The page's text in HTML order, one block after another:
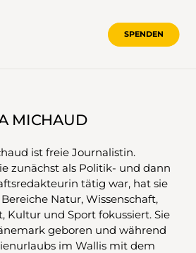
SPENDEN
MICHAUD
ist freie Journalistin.
zunächst als Politik- und dann
tätig war, hat sie
Natur, Wissenschaft,
Kultur und Sport fokussiert. Sie
geboren und während
im Wallis mit dem